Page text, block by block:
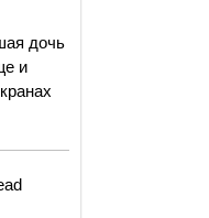
дочь
и